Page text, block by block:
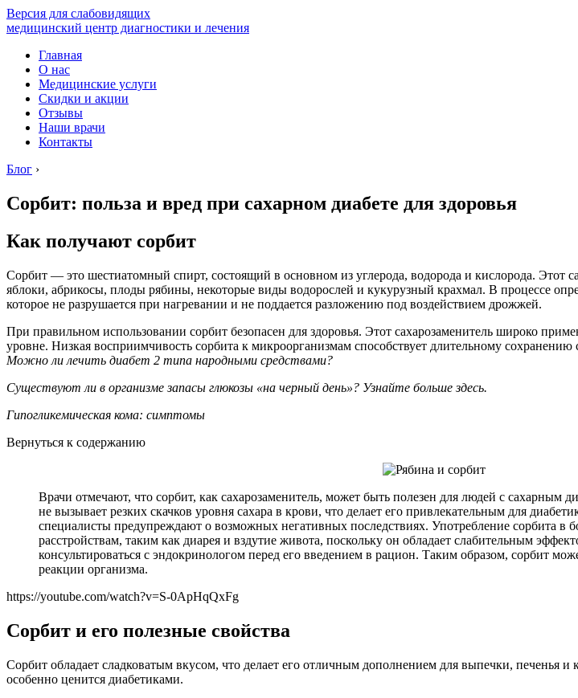
Версия для слабовидящих
медицинский центр диагностики и лечения
Главная
О нас
Медицинские услуги
Скидки и акции
Отзывы
Наши врачи
Контакты
Блог ›
Сорбит: польза и вред при сахарном диабете для здоровья
Как получают сорбит
Сорбит — это шестиатомный спирт, состоящий в основном из углерода, водорода и кислорода. Этот
яблоки, абрикосы, плоды рябины, некоторые виды водорослей и кукурузный крахмал. В процессе
которое не разрушается при нагревании и не поддается разложению под воздействием дрожжей.
При правильном использовании сорбит безопасен для здоровья. Этот сахарозаменитель широко
уровне. Низкая восприимчивость сорбита к микроорганизмам способствует длительному сохранению
Можно ли лечить диабет 2 типа народными средствами?
Существуют ли в организме запасы глюкозы «на черный день»? Узнайте больше здесь.
Гипогликемическая кома: симптомы
Вернуться к содержанию
Врачи отмечают, что сорбит, как сахарозаменитель, может быть полезен для людей с сахарным
не вызывает резких скачков уровня сахара в крови, что делает его привлекательным для
специалисты предупреждают о возможных негативных последствиях. Употребление сорбита
расстройствам, таким как диарея и вздутие живота, поскольку он обладает слабительным
консультироваться с эндокринологом перед его введением в рацион. Таким образом, сорбит
реакции организма.
https://youtube.com/watch?v=S-0ApHqQxFg
Сорбит и его полезные свойства
Сорбит обладает сладковатым вкусом, что делает его отличным дополнением для выпечки, печенья и
особенно ценится диабетиками.